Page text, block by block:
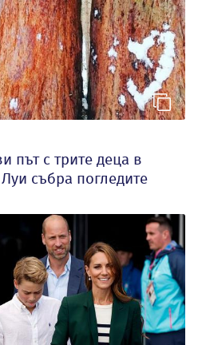
път с трите деца в
събра погледите